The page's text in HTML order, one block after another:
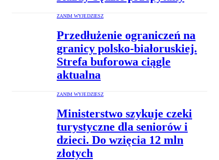
ZANIM WYJEDZIESZ
Przedłużenie ograniczeń na
granicy polsko-białoruskiej.
Strefa buforowa ciągle
aktualna
ZANIM WYJEDZIESZ
Ministerstwo szykuje czeki
turystyczne dla seniorów i
dzieci. Do wzięcia 12 mln
złotych